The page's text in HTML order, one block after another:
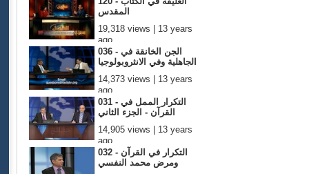
المقدس
19,318 views | 13 years
ago
036 - الجن الخانقة في
الجاهلية وفي الانثروبولوجيا
14,373 views | 13 years
ago
031 - التكرار الممل في
القرآن - الجزء الثاني
14,905 views | 13 years
ago
032 - التكرار في القرآن
ومرض محمد النفسي